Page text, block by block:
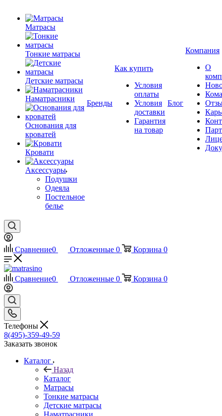
Матрасы
Тонкие матрасы
Детские матрасы
Наматрасники
Основания для
кроватей
Кровати
Аксессуары
Подушки
Одеяла
Постельное
белье
Бренды
Как купить
Условия
оплаты
Условия
доставки
Гарантия
на товар
Блог
Компания
О
Сравнение0 Отложенные 0 Корзина 0
Сравнение0 Отложенные 0 Корзина 0
Телефоны
8(495)-359-49-59
Заказать звонок
Каталог
Назад
Каталог
Матрасы
Тонкие матрасы
Детские матрасы
Наматрасники